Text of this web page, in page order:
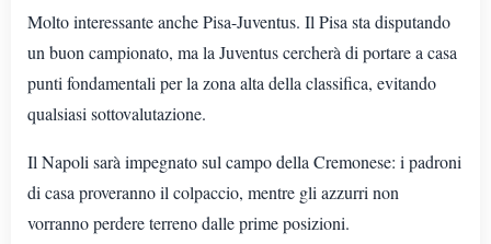
Molto interessante anche Pisa-Juventus. Il Pisa sta disputando
un buon campionato, ma la Juventus cercherà di portare a casa
punti fondamentali per la zona alta della classifica, evitando
qualsiasi sottovalutazione.
Il Napoli sarà impegnato sul campo della Cremonese: i padroni
di casa proveranno il colpaccio, mentre gli azzurri non
vorranno perdere terreno dalle prime posizioni.